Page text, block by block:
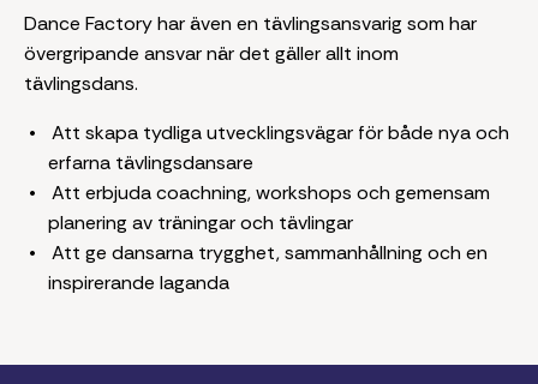
Dance Factory har även en tävlingsansvarig som har
övergripande ansvar när det gäller allt inom
tävlingsdans.
Att skapa tydliga utvecklingsvägar för både nya och
erfarna tävlingsdansare
Att erbjuda coachning, workshops och gemensam
planering av träningar och tävlingar
Att ge dansarna trygghet, sammanhållning och en
inspirerande laganda